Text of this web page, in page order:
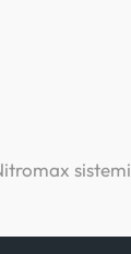
sistemi